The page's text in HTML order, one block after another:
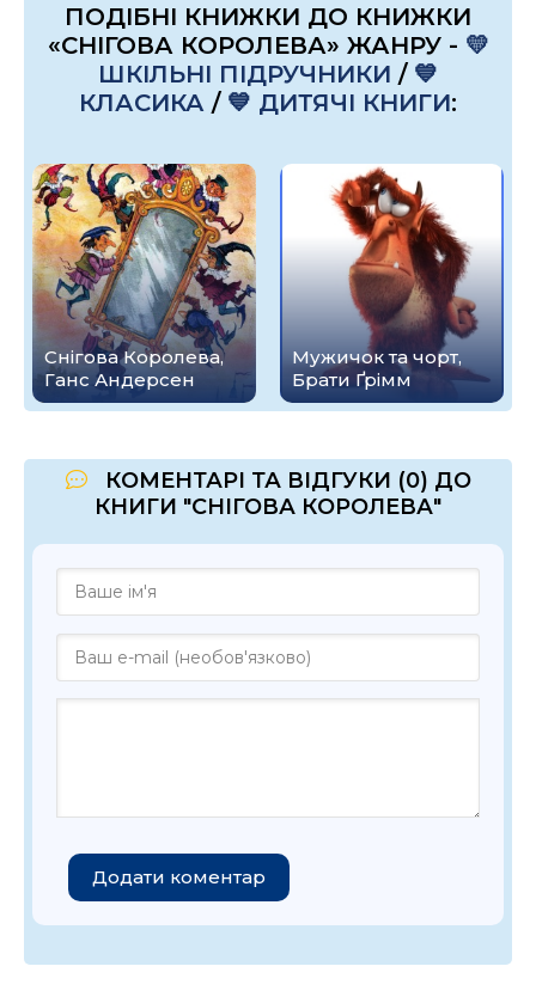
ПОДІБНІ КНИЖКИ ДО КНИЖКИ
«СНІГОВА КОРОЛЕВА» ЖАНРУ - 💛
ШКІЛЬНІ ПІДРУЧНИКИ / 💙
КЛАСИКА / 💙 ДИТЯЧІ КНИГИ:
Снігова Королева,
Ганс Андерсен
Мужичок та чорт,
Брати Ґрімм
КОМЕНТАРІ ТА ВІДГУКИ (0) ДО
КНИГИ "СНІГОВА КОРОЛЕВА"
Додати коментар